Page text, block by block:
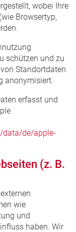
wobei Ihre
Browsertyp,
schützen und zu
Standortdaten
anonymisiert.
erfasst und
data/de/apple-
(z. B.
wie
und
haben. Wir